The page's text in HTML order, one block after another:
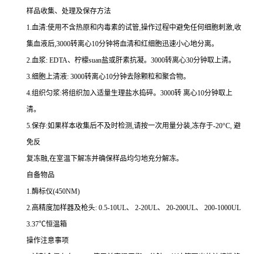
样品收集、处理及保存方法
1.血清:使用不含热原和内毒素的试管,操作过程中避免任何细胞刺激,收
集血液后,3000转离心10分钟将血清和红细胞迅速小心地分离。
2.血浆: EDTA、柠檬suan盐或肝素抗凝。 3000转离心30分钟取上清。
3.细胞上清液: 3000转离心10分钟去除颗粒和聚合物。
4.组织匀浆:将组织加入适量生理盐水捣碎。 3000转 离心10分钟取上
清。
5.保存:如果样本收集后不及时检测,请按一次用量分装,冻存于-20°C, 避
免反
复冻融,在室温下解冻并确保样品均匀地充分解冻。
自备物品
1.酶标仪(450NM)
2.高精度加样器及枪头: 0.5-10UL、 2-20UL、 20-200UL、 200-1000UL
3.37℃恒温箱
操作注意事项